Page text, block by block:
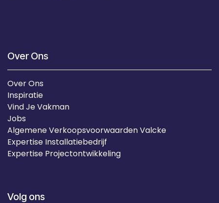
Over Ons
Over Ons
Inspiratie
Vind Je Vakman
Jobs
Algemene Verkoopsvoorwaarden Valcke
Expertise Installatiebedrijf
Expertise Projectontwikkeling
Volg ons